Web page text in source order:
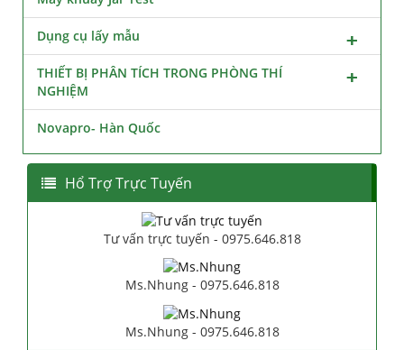
Dụng cụ lấy mẫu
THIẾT BỊ PHÂN TÍCH TRONG PHÒNG THÍ
NGHIỆM
Novapro- Hàn Quốc
Hổ Trợ Trực Tuyến
Tư vấn trực tuyến - 0975.646.818
Ms.Nhung - 0975.646.818
Ms.Nhung - 0975.646.818